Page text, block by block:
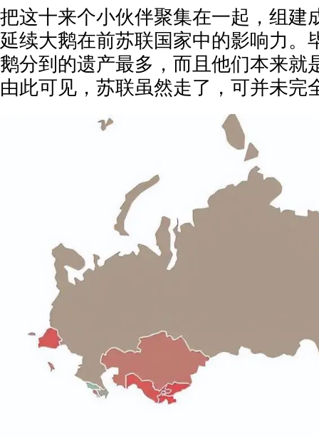
把这十来个小伙伴聚集在一起，组建
延续大鹅在前苏联国家中的影响力。
鹅分到的遗产最多，而且他们本来就
由此可见，苏联虽然走了，可并未完